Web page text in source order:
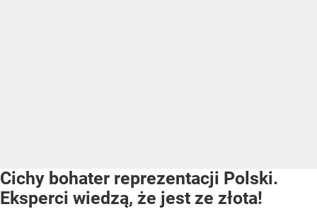
Cichy bohater reprezentacji Polski.
Eksperci wiedzą, że jest ze złota!